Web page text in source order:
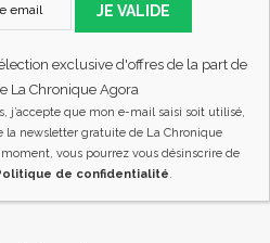
JE VALIDE
exclusive d'offres de la part de
La Chronique Agora
j’accepte que mon e-mail saisi soit utilisé,
la newsletter gratuite de La Chronique
vous pourrez vous désinscrire de
de confidentialité.